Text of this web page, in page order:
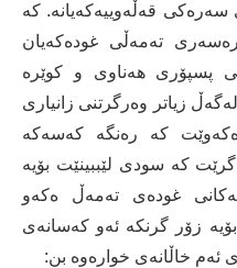
قەڵەوییەكەیانە. كە
تەمەڵی غودەكەیان
پسپۆری هەناوی و كوێرە
لەگەڵ زیاتر وەرگرتنی زانیاری
كە رەنگە كەسەكە
كە سودی لێببینێت بۆیە
غودەی تەمەڵ ەكەو
زۆر گرنكە ئەو كەسانەی
ئەم خاڵانەی خوارەوە بن: